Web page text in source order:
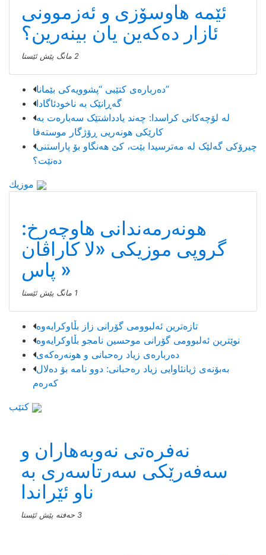
ئێمە هاوسۆزی و ئەزموونی
ئازار دەکەین یان بینەرین؟
2 مانگ پێش ئێستا
دەربارەی کتێبی “پشوویەکی بێمانا”
لە لۆچەکانی کراسدا: چەند یادداشتێک سەبارەت بە
چیرۆکی گەلێک لە مەترسیدا بێت، کێ هەنگاو بۆ پاراستنی
هونەرمەندانی هاوچەرخ:
گروپی موزیكی «لا كاراڤان
پاس»
1 مانگ پێش ئێستا
بەبۆنەی ژیانئاوایی زیاد رەحبانی: دوو نامە بۆ دەلال
نەفرەتی نەوبەهاران و
سەفەرێکی سەرتاسەری بە
ناو ئێراندا
3 حەفتە پێش ئێستا